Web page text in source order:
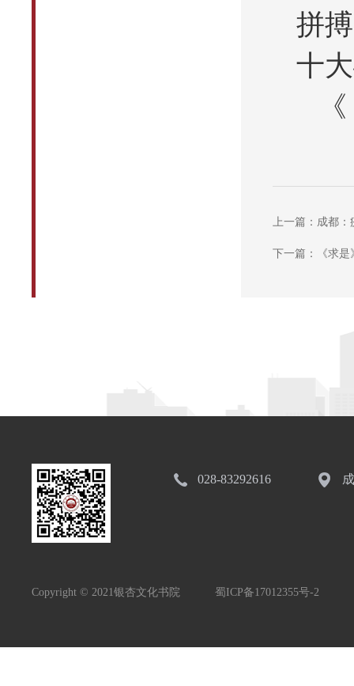
拼
十
上一篇：成都
下一篇：《求是
028-83292616
Copyright © 2021银杏文化书院 蜀ICP备17012355号-2